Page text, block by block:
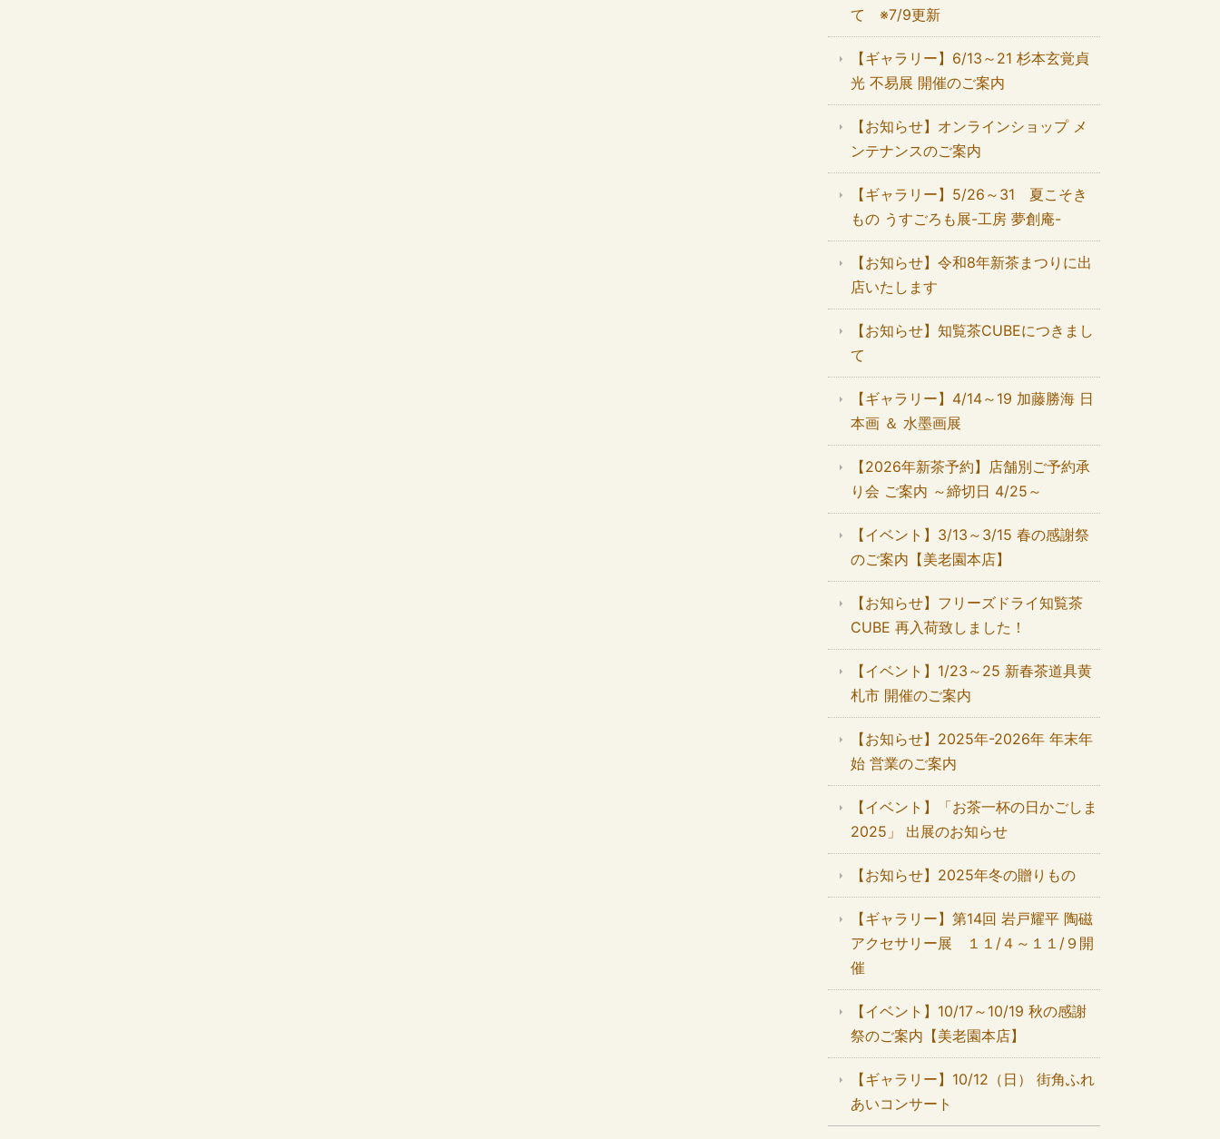
て ※7/9更新
【ギャラリー】6/13～21 杉本玄覚貞
光 不易展 開催のご案内
【お知らせ】オンラインショップ メ
ンテナンスのご案内
【ギャラリー】5/26～31 夏こそき
もの うすごろも展-工房 夢創庵-
【お知らせ】令和8年新茶まつりに出
店いたします
【お知らせ】知覧茶CUBEにつきまし
て
【ギャラリー】4/14～19 加藤勝海 日
本画 ＆ 水墨画展
【2026年新茶予約】店舗別ご予約承
り会 ご案内 ～締切日 4/25～
【イベント】3/13～3/15 春の感謝祭
のご案内【美老園本店】
【お知らせ】フリーズドライ知覧茶
CUBE 再入荷致しました！
【イベント】1/23～25 新春茶道具黄
札市 開催のご案内
【お知らせ】2025年-2026年 年末年
始 営業のご案内
【イベント】「お茶一杯の日かごしま
2025」 出展のお知らせ
【お知らせ】2025年冬の贈りもの
【ギャラリー】第14回 岩戸耀平 陶磁
アクセサリー展 １１/４～１１/９開
催
【イベント】10/17～10/19 秋の感謝
祭のご案内【美老園本店】
【ギャラリー】10/12（日） 街角ふれ
あいコンサート